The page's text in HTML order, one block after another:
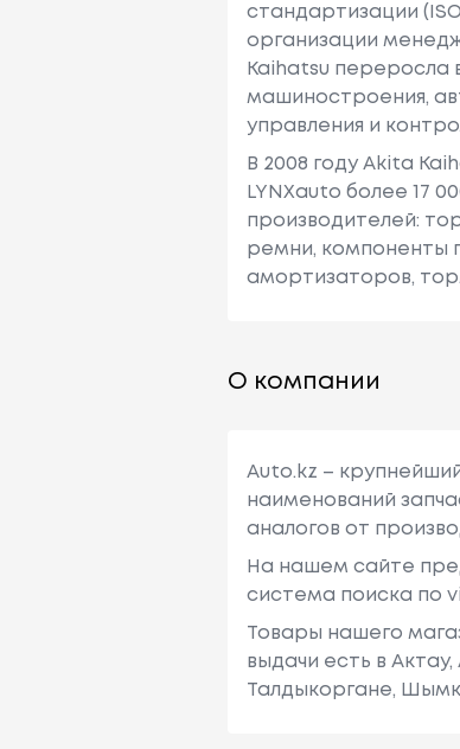
стандартизации
организации
Kaihatsu переросла
машиностроения,
управления и
В 2008 году Akita
LYNXauto более 17
производителей:
ремни, компоненты
амортизаторов,
О компании
Auto.kz –
наименований
аналогов от
На нашем сайте
система поиска по
Товары нашего
выдачи есть в
Талдыкоргане,